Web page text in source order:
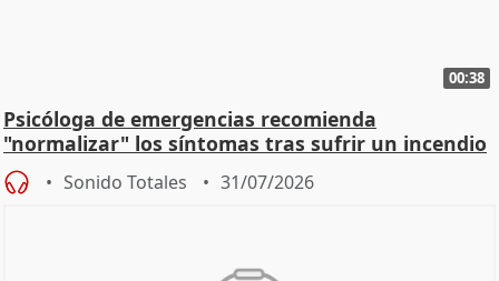
00:38
Psicóloga de emergencias recomienda
"normalizar" los síntomas tras sufrir un incendio
Sonido Totales 31/07/2026